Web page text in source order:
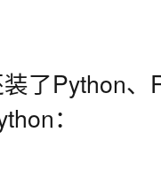
了Python
：